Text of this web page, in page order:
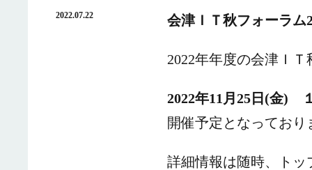
2022.07.22 会津ＩＴ秋フォーラム
2022年年度の会津Ｉ
2022年11月25日(金)
開催予定となっており
詳細情報は随時、ト